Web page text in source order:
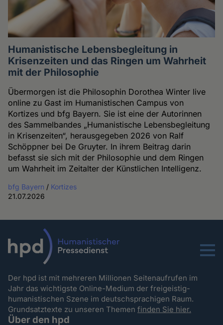
Humanistische Lebensbegleitung in
Krisenzeiten und das Ringen um Wahrheit
mit der Philosophie
Übermorgen ist die Philosophin Dorothea Winter live
online zu Gast im Humanistischen Campus von
Kortizes und bfg Bayern. Sie ist eine der Autorinnen
des Sammelbandes „Humanistische Lebensbegleitung
in Krisenzeiten“, herausgegeben 2026 von Ralf
Schöppner bei De Gruyter. In ihrem Beitrag darin
befasst sie sich mit der Philosophie und dem Ringen
um Wahrheit im Zeitalter der Künstlichen Intelligenz.
bfg Bayern / Kortizes
21.07.2026
Menu
Der hpd ist mit mehreren Millionen Seitenaufrufen im
Jahr das wichtigste Online-Medium der freigeistig-
humanistischen Szene im deutschsprachigen Raum.
Grundsatztexte zu unseren Themenfinden Sie hier.
Über den hpd